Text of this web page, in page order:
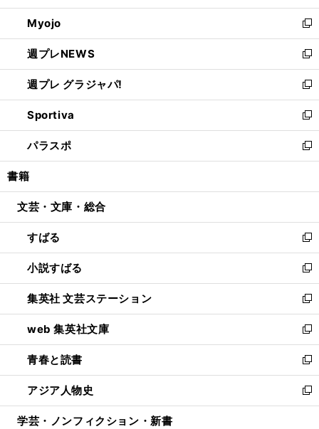
開
く
ウ
で
開
く
ン
ド
ウ
で
開
く
ウ
ィ
ン
ド
ウ
で
開
く
Myojo
新
し
い
ウ
ィ
ン
ド
ウ
で
開
週プレNEWS
新
し
い
ウ
ィ
ン
ド
ウ
開
週プレ グラジャパ!
新
し
い
ウ
ィ
ン
ウ
開
く
Sportiva
新
し
い
ウ
ン
ウ
で
開
く
パラスポ
新
し
ウ
ン
ド
ウ
で
開
く
書籍
文芸・文庫・総合
すばる
新
し
い
ウ
ィ
ン
ド
ウ
で
開
く
小説すばる
新
し
い
ウ
ィ
ン
ド
ウ
で
開
集英社 文芸ステーション
新
し
い
ウ
ィ
ン
ド
ウ
web 集英社文庫
新
し
い
ウ
ィ
ン
青春と読書
新
し
い
ウ
アジア人物史
新
し
学芸・ノンフィクション・新書